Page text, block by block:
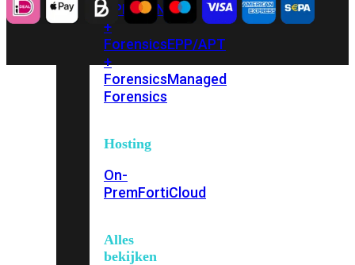
VPN/ZTNA
+
ForensicsEPP/APT
+
ForensicsManaged
Forensics
Hosting
On-
PremFortiCloud
Alles
bekijken